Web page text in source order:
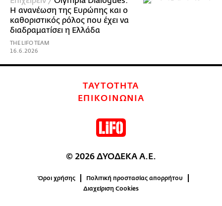
Η ανανέωση της Ευρώπης και ο
καθοριστικός ρόλος που έχει να
διαδραματίσει η Ελλάδα
THE LIFO TEAM
16.6.2026
ΤΑΥΤΟΤΗΤΑ
ΕΠΙΚΟΙΝΩΝΙΑ
© 2026 ΔΥΟΔΕΚΑ Α.Ε.
Όροι χρήσης
Πολιτική προστασίας απορρήτου
Διαχείριση Cookies